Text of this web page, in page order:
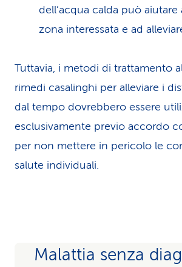
dell’acqua calda può aiutare
zona interessata e ad
Tuttavia, i metodi di trattamento
rimedi casalinghi per alleviare i
dal tempo dovrebbero essere
esclusivamente previo accordo
per non mettere in pericolo le
salute individuali.
Malattia senza